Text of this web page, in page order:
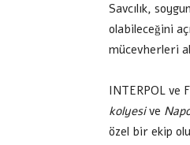
Savcılık,
olabileceğini
mücevherleri
INTERPOL ve
kolyesive
özel bir ekip